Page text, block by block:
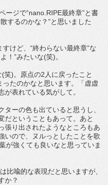
ージで“nano.RIPE最終章”と書
するのかな？”と思いました
けど、“終わらない最終章”な
！”みたいな(笑)。
笑)。原点の2人に戻ったこと
ったのかなと思います。「虚虚
表れている気がして。
ーの色も出ていると思うし、
だということもあって。あと
張り出されたようなところもあ
いので、ヌルっとしたことを歌
が強くても良いなと思っていま
比喩的な表現だと思いますが、
か？